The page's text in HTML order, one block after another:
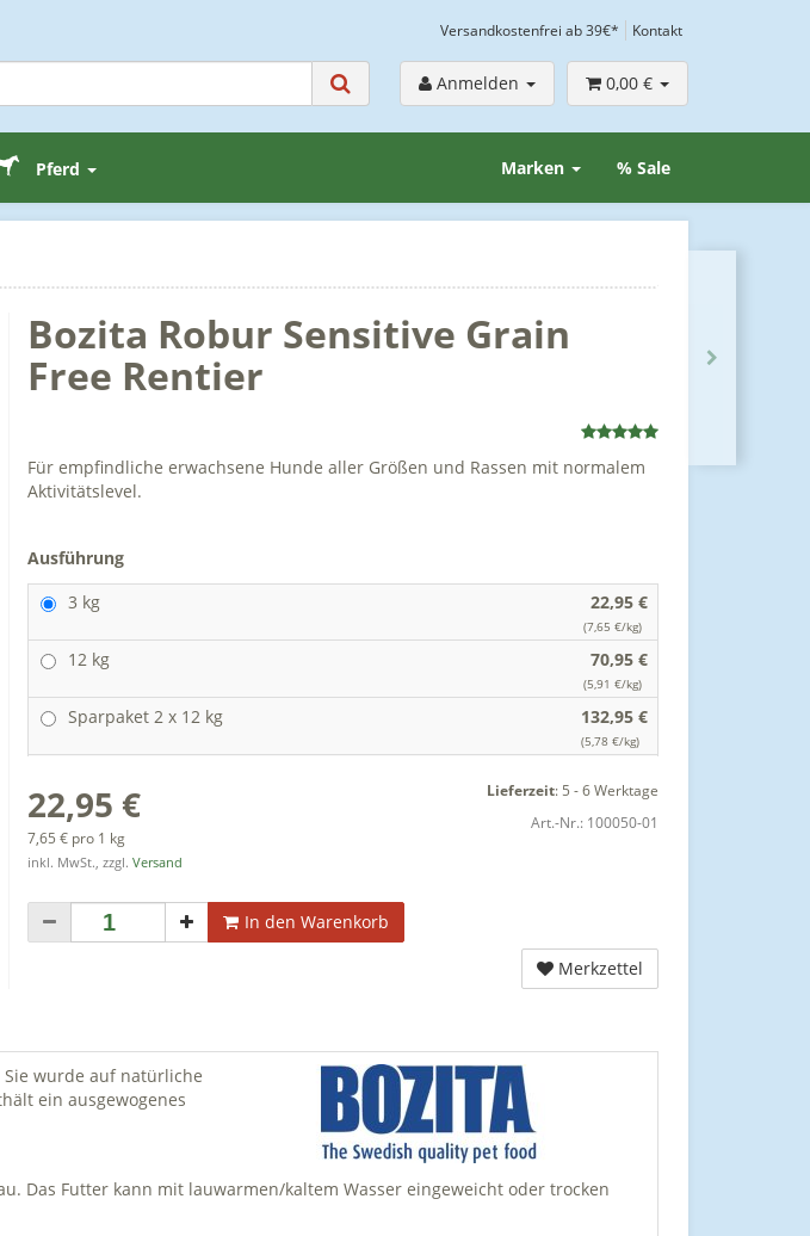
Versandkostenfrei ab 39€* Kontakt
Anmelden 0,00 €
Pferd % Sale
Marken
Bozita Robur Sensitive Grain
Free Rentier
Für empfindliche erwachsene Hunde aller Größen und Rassen mit normalem
Aktivitätslevel.
Ausführung
3 kg
22,95 €
(7,65 €/kg)
12 kg 70,95 €
(5,91 €/kg)
Sparpaket 2 x 12 kg 132,95 €
(5,78 €/kg)
22,95 €
7,65 € pro 1 kg
inkl. MwSt., zzgl. Versand
Lieferzeit: 5 - 6 Werktage
Art.-Nr.: 100050-01
In den Warenkorb
Merkzettel
wurde auf natürliche
ein ausgewogenes
Das Futter kann mit lauwarmen/kaltem Wasser eingeweicht oder trocken